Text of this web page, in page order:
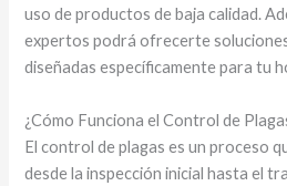
uso de productos de baja calidad.
expertos podrá ofrecerte
diseñadas específicamente para tu
¿Cómo Funciona el Control de
El control de plagas es un proceso
desde la inspección inicial hasta el